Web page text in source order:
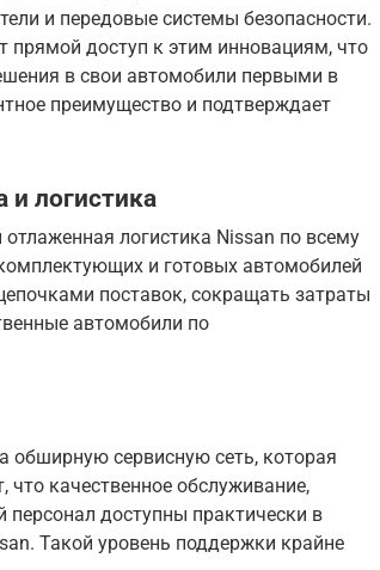
и передовые системы безопасности.
прямой доступ к этим инновациям, что
в свои автомобили первыми в
преимущество и подтверждает
и логистика
логистика Nissan по всему
и готовых автомобилей
поставок, сокращать затраты
автомобили по
обширную сервисную сеть, которая
что качественное обслуживание,
доступны практически в
Такой уровень поддержки крайне